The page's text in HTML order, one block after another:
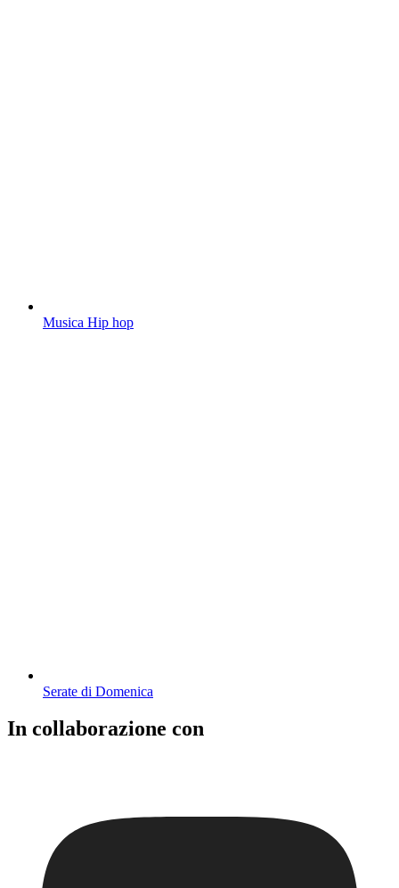
Musica Hip hop
Serate di Domenica
In collaborazione con